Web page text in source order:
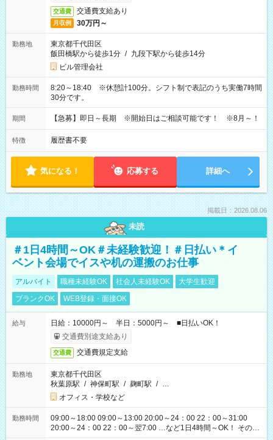
交通費 交通費支給あり
月収例 30万円～
勤務地
東京都千代田区
飯田橋駅から徒歩1分 / 九段下駅から徒歩14分
ビル管理会社
勤務時間
8:20～18:40 ※休憩計100分。シフト制で表記のうち実働7時間
30分です。
期間 【急募】即日～長期 ※開始日はご相談可能です！ ※8月～！
特徴 履歴書不要
気になる！ 応募する 詳細へ
掲載日：2026.08.06
未読
＃1日4時間～OK＃未経験歓迎！＃日払い＊イ
ベント会場でイスや机の運搬のお仕事
アルバイト 職種未経験OK 社会人未経験OK
大学生歓迎
ブランクOK
WEB登録・面接OK
給与
日給：10000円～ 半日：5000円～ ■日払いOK！
交通費別途支給あり
交通費 交通費規定支給
勤務地
東京都千代田区
秋葉原駅 / 神保町駅 / 麹町駅 / …
オフィス・学校など
勤務時間
09:00～18:00 09:00～13:00 20:00～24：00 22：00～31:00
20:00～24：00 22：00～翌7:00 …など1日4時間～OK！ その他
シフトもございます！ お気軽にご相談ください！